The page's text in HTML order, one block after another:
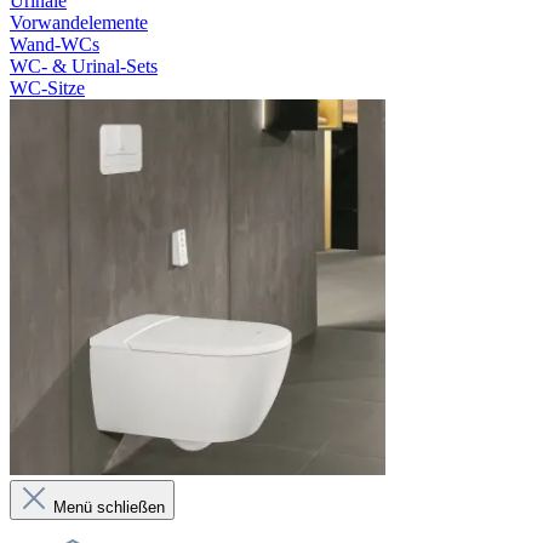
Vorwandelemente
Wand-WCs
WC- & Urinal-Sets
WC-Sitze
Menü schließen